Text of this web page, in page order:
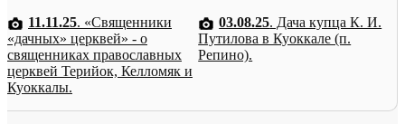
11.11.25. «Священники
«дачных» церквей» - о
священниках православных
церквей Терийок, Келломяк и
Куоккалы.
03.08.25. Дача купца К. И.
Путилова в Куоккале (п.
Репино).